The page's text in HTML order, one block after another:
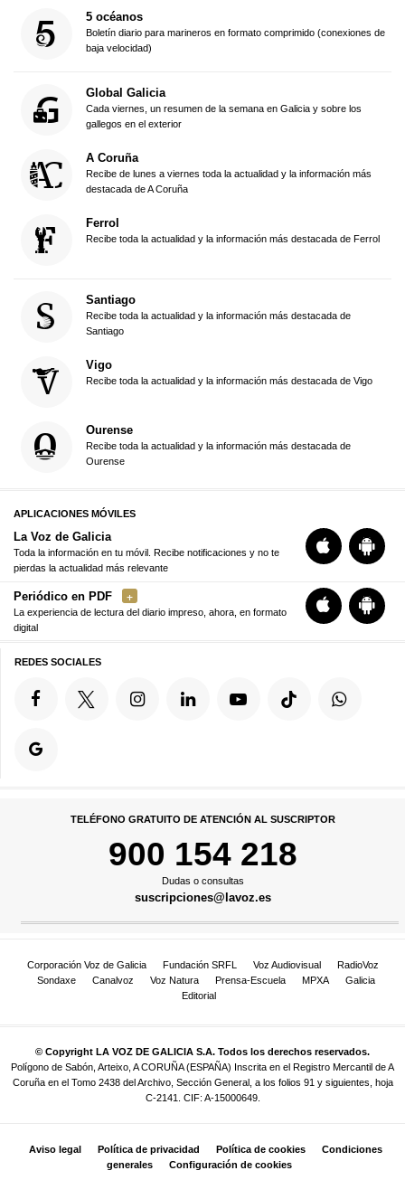
5 océanos
Boletín diario para marineros en formato comprimido (conexiones de
baja velocidad)
Global Galicia
Cada viernes, un resumen de la semana en Galicia y sobre los
gallegos en el exterior
A Coruña
Recibe de lunes a viernes toda la actualidad y la información más
destacada de A Coruña
Ferrol
Recibe toda la actualidad y la información más destacada de Ferrol
Santiago
Recibe toda la actualidad y la información más destacada de
Santiago
Vigo
Recibe toda la actualidad y la información más destacada de Vigo
Ourense
Recibe toda la actualidad y la información más destacada de
Ourense
APLICACIONES MÓVILES
La Voz de Galicia
Toda la información en tu móvil. Recibe notificaciones y no te
pierdas la actualidad más relevante
Periódico en PDF
La experiencia de lectura del diario impreso, ahora, en formato
digital
REDES SOCIALES
TELÉFONO GRATUITO DE ATENCIÓN AL SUSCRIPTOR
900 154 218
Dudas o consultas
suscripciones@lavoz.es
Corporación Voz de Galicia Fundación SRFL Voz Audiovisual
RadioVoz
Sondaxe
Canalvoz Voz Natura Prensa-Escuela MPXA
Galicia
Editorial
© Copyright LA VOZ DE GALICIA S.A. Todos los derechos reservados.
Polígono de Sabón, Arteixo, A CORUÑA (ESPAÑA) Inscrita en el Registro Mercantil de A
Coruña en el Tomo 2438 del Archivo, Sección General, a los folios 91 y siguientes, hoja
C-2141. CIF: A-15000649.
Aviso legal Política de privacidad Política de cookies
Condiciones
generales
Configuración de cookies